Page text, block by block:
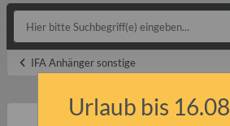
IFA Anhänger sonstige
Urlaub bis